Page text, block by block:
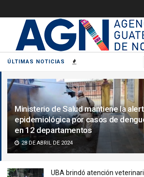
ÚLTIMAS NOTICIAS
Ministerio de Salud mantiene la
epidemiológica por casos de
en 12 departamentos
28 DE ABRIL DE 2024
UBA brindó atención